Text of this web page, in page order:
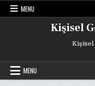
Skip
MENU
Kişisel
Kişisel
MENU